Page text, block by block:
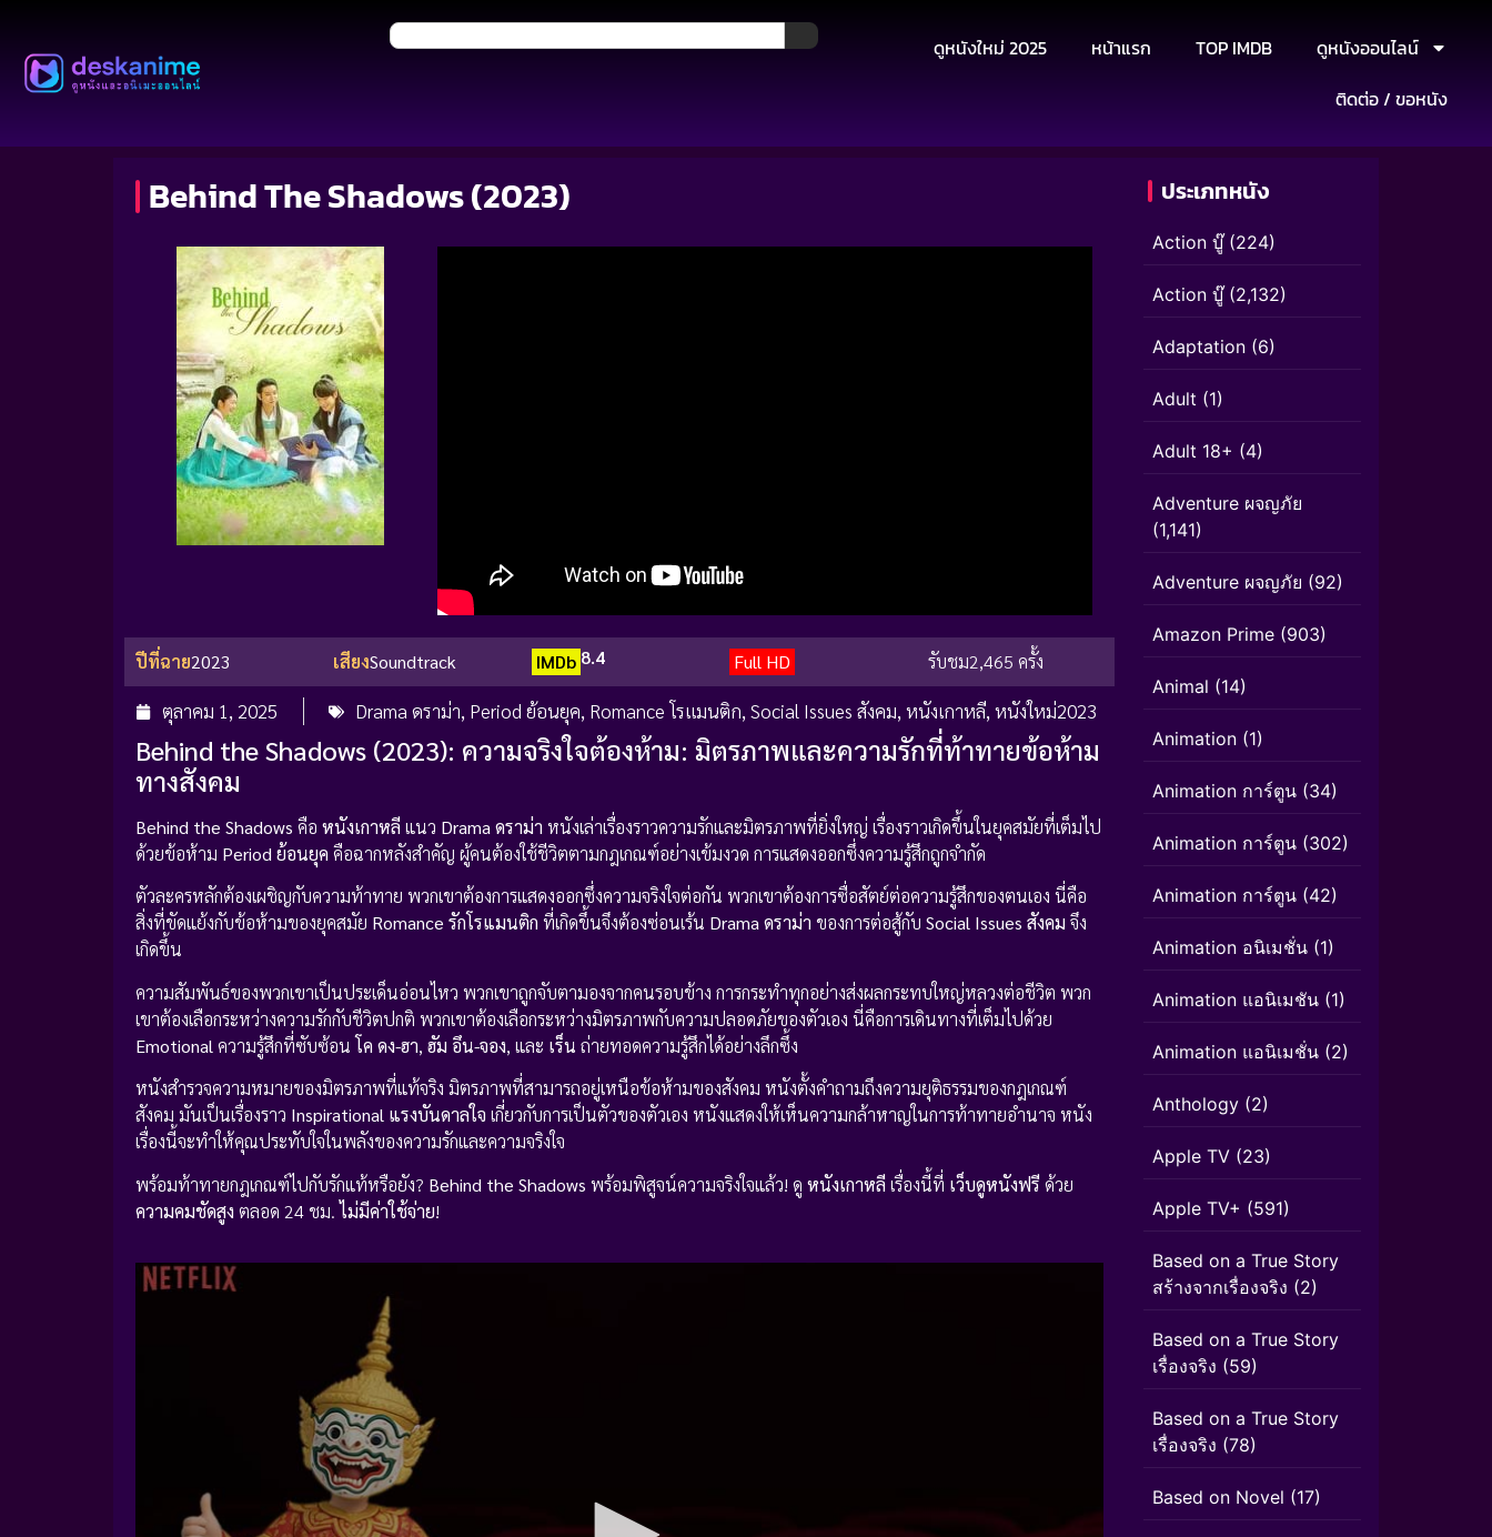
ดูหนังใหม่ 2025 หน้าแรก TOP IMDB
ดูหนังออนไลน์
ติดต่อ / ขอหนัง
Behind The Shadows (2023)
ปีที่ฉาย2023 เสียงSoundtrack IMDb 8.4 Full HD รับชม2,465 ครั้ง
ตุลาคม 1, 2025 Drama ดราม่า, Period ย้อนยุค, Romance โรแมนติก, Social Issues สังคม, หนังเกาหลี, หนังใหม่2023
Behind the Shadows (2023): ความจริงใจต้องห้าม: มิตรภาพและความรักที่ท้าทายข้อห้าม
ทางสังคม
Behind the Shadows คือ หนังเกาหลีแนว Drama ดราม่า หนังเล่าเรื่องราวความรักและมิตรภาพที่ยิ่งใหญ่ เรื่องราวเกิดขึ้นในยุคสมัยที่เต็มไป
ด้วยข้อห้าม Period ย้อนยุค คือฉากหลังสำคัญ ผู้คนต้องใช้ชีวิตตามกฎเกณฑ์อย่างเข้มงวด การแสดงออกซึ่งความรู้สึกถูกจำกัด
ตัวละครหลักต้องเผชิญกับความท้าทาย พวกเขาต้องการแสดงออกซึ่งความจริงใจต่อกัน พวกเขาต้องการซื่อสัตย์ต่อความรู้สึกของตนเอง นี่คือ
สิ่งที่ขัดแย้งกับข้อห้ามของยุคสมัย Romance รักโรแมนติก ที่เกิดขึ้นจึงต้องซ่อนเร้น Drama ดราม่า ของการต่อสู้กับ Social Issues สังคม จึง
เกิดขึ้น
ความสัมพันธ์ของพวกเขาเป็นประเด็นอ่อนไหว พวกเขาถูกจับตามองจากคนรอบข้าง การกระทำทุกอย่างส่งผลกระทบใหญ่หลวงต่อชีวิต พวก
เขาต้องเลือกระหว่างความรักกับชีวิตปกติ พวกเขาต้องเลือกระหว่างมิตรภาพกับความปลอดภัยของตัวเอง นี่คือการเดินทางที่เต็มไปด้วย
Emotional ความรู้สึกที่ซับซ้อน โค ดง-ฮา, ฮัม อึน-จอง, และ เร็น ถ่ายทอดความรู้สึกได้อย่างลึกซึ้ง
หนังสำรวจความหมายของมิตรภาพที่แท้จริง มิตรภาพที่สามารถอยู่เหนือข้อห้ามของสังคม หนังตั้งคำถามถึงความยุติธรรมของกฎเกณฑ์
สังคม มันเป็นเรื่องราว Inspirational แรงบันดาลใจ เกี่ยวกับการเป็นตัวของตัวเอง หนังแสดงให้เห็นความกล้าหาญในการท้าทายอำนาจ หนัง
เรื่องนี้จะทำให้คุณประทับใจในพลังของความรักและความจริงใจ
พร้อมท้าทายกฎเกณฑ์ไปกับรักแท้หรือยัง? Behind the Shadows พร้อมพิสูจน์ความจริงใจแล้ว! ดู หนังเกาหลีเรื่องนี้ที่ เว็บดูหนังฟรีด้วย
ความคมชัดสูง ตลอด 24 ชม.ไม่มีค่าใช้จ่าย!
ประเภทหนัง
Action บู๊(224)
Action บู๊(2,132)
Adaptation (6)
Adult (1)
Adult 18+ (4)
Adventure ผจญภัย
(1,141)
Adventure ผจญภัย (92)
Amazon Prime (903)
Animal (14)
Animation (1)
Animation การ์ตูน (34)
Animation การ์ตูน (302)
Animation การ์ตูน (42)
Animation อนิเมชั่น (1)
Animation แอนิเมชัน (1)
Animation แอนิเมชั่น (2)
Anthology (2)
Apple TV (23)
Apple TV+ (591)
Based on a True Story
สร้างจากเรื่องจริง (2)
Based on a True Story
เรื่องจริง (59)
Based on a True Story
เรื่องจริง (78)
Based on Novel (17)